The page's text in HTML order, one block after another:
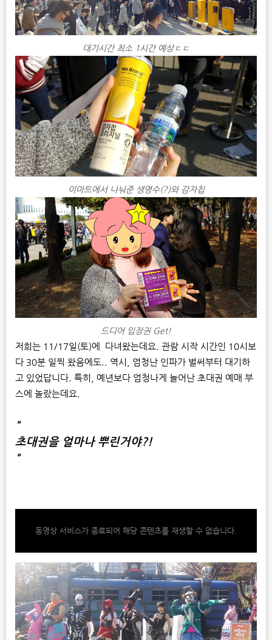
대기시간 최소 1시간 예상ㄷㄷ
이마트에서 나눠준 생명수(?)와 감자칩
드디어 입장권 Get!
저희는 11/17일(토)에 다녀왔는데요. 관람 시작 시간인 10시보
다 30분 일찍 왔음에도.. 역시, 엄청난 인파가 벌써부터 대기하
고 있었답니다. 특히, 예년보다 엄청나게 늘어난 초대권 예매 부
스에 놀랐는데요.
"
초대권을 얼마나 뿌린거야?!
"
동영상 서비스가 종료되어 해당 콘텐츠를 재생할 수 없습니다.